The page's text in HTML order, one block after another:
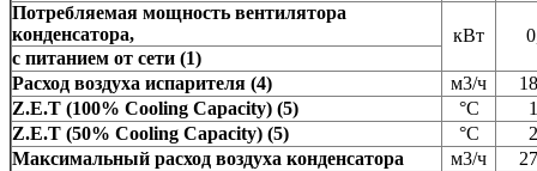
Потребляемая мощность вентилятора
конденсатора,
кВт
с питанием от сети (1)
Расход воздуха испарителя (4)
м3/ч
Z.E.T (100% Cooling Capacity) (5)
°C
Z.E.T (50% Cooling Capacity) (5)
°C
Максимальный расход воздуха конденсатора
м3/ч